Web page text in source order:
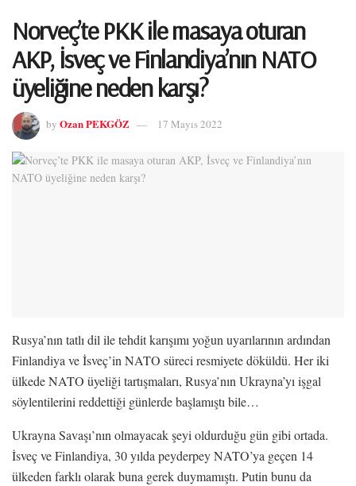
Norveç’te PKK ile masaya oturan
AKP, İsveç ve Finlandiya’nın NATO
üyeliğine neden karşı?
by Ozan PEKGÖZ 17 Mayıs 2022
Rusya’nın tatlı dil ile tehdit karışımı yoğun uyarılarının ardından
Finlandiya ve İsveç’in NATO süreci resmiyete döküldü. Her iki
ülkede NATO üyeliği tartışmaları, Rusya’nın Ukrayna’yı işgal
söylentilerini reddettiği günlerde başlamıştı bile…
Ukrayna Savaşı’nın olmayacak şeyi oldurduğu gün gibi ortada.
İsveç ve Finlandiya, 30 yılda peyderpey NATO’ya geçen 14
ülkeden farklı olarak buna gerek duymamıştı. Putin bunu da